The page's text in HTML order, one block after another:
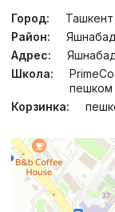
Город:
Ташкент
Район:
Адрес:
Школа:
пешком
Корзинка: